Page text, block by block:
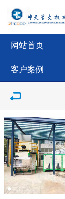
网站首页
客户案例